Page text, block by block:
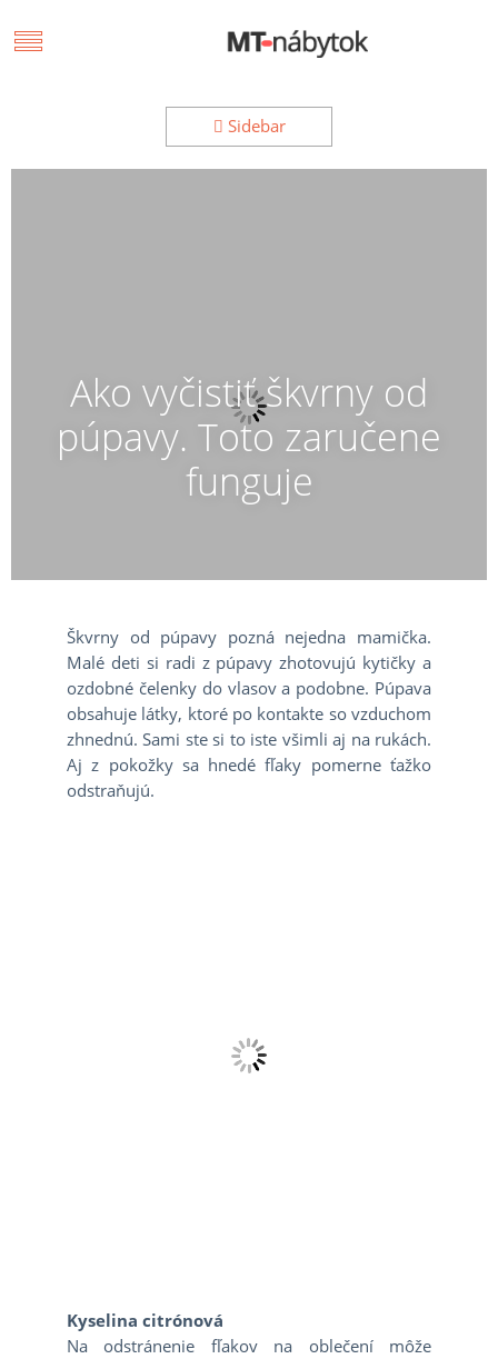
Sidebar
Ako vyčistiť škvrny od
púpavy. Toto zaručene
funguje
Škvrny od púpavy pozná nejedna mamička.
Malé deti si radi z púpavy zhotovujú kytičky a
ozdobné čelenky do vlasov a podobne. Púpava
obsahuje látky, ktoré po kontakte so vzduchom
zhnednú. Sami ste si to iste všimli aj na rukách.
Aj z pokožky sa hnedé fľaky pomerne ťažko
odstraňujú.
Kyselina citrónová
Na odstránenie fľakov na oblečení môže